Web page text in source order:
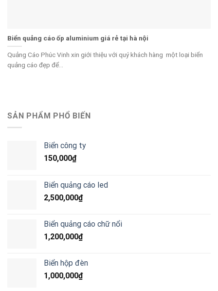
Biển quảng cáo ốp aluminium giá rẻ tại hà nội
Quảng Cáo Phúc Vinh xin giới thiệu với quý khách hàng một loại biển
quảng cáo đẹp để...
SẢN PHẨM PHỔ BIẾN
Biển công ty
150,000₫
Biển quảng cáo led
2,500,000₫
Biển quảng cáo chữ nổi
1,200,000₫
Biển hộp đèn
1,000,000₫